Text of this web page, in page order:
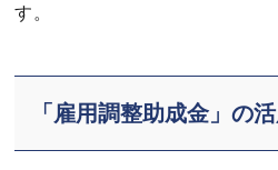
す。
「雇用調整助成金」の